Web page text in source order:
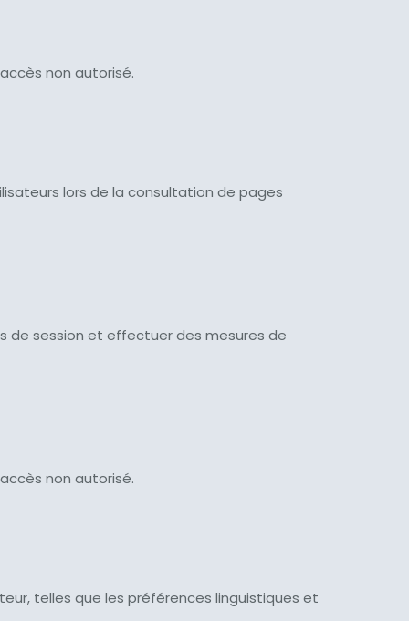
non autorisé.
lors de la consultation de pages
de session et effectuer des mesures de
non autorisé.
telles que les préférences linguistiques et